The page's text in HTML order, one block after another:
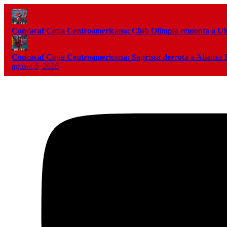
Concacaf Copa Centroamericana: Club Olimpia remonta a
Concacaf Copa Centroamericana: Saprissa derrota a Alianza
agosto 6, 2026